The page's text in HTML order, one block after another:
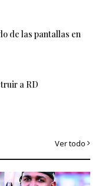
de las pantallas en
a RD
Ver todo